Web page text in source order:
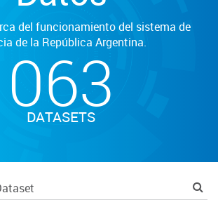
del funcionamiento del sistema de
de la República Argentina.
063
DATASETS